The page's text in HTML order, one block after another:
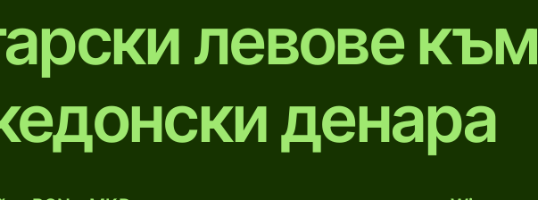
левове към
денарa